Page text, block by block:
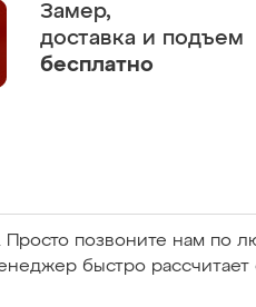
Замер,
доставка и подъем
бесплатно
позвоните нам по
быстро рассчитает